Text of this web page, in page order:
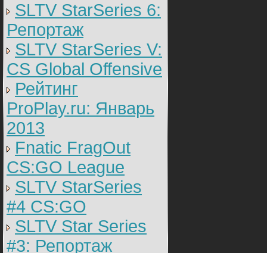
SLTV StarSeries 6:
Репортаж
SLTV StarSeries V:
CS Global Offensive
Рейтинг
ProPlay.ru: Январь
2013
Fnatic FragOut
CS:GO League
SLTV StarSeries
#4 CS:GO
SLTV Star Series
#3: Репортаж